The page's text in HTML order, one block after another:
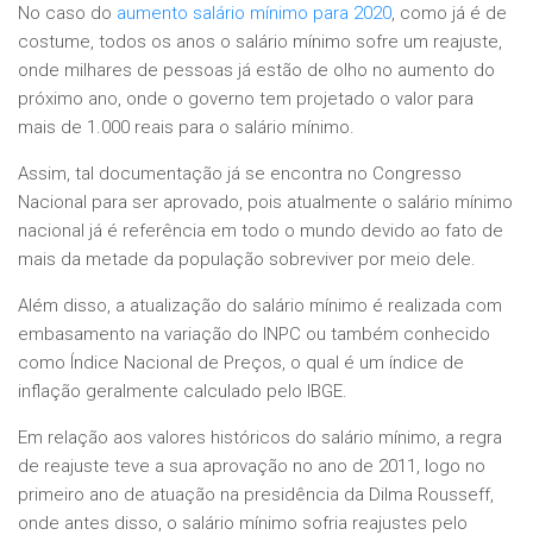
No caso do aumento salário mínimo para 2020, como já é de
costume, todos os anos o salário mínimo sofre um reajuste,
onde milhares de pessoas já estão de olho no aumento do
próximo ano, onde o governo tem projetado o valor para
mais de 1.000 reais para o salário mínimo.
Assim, tal documentação já se encontra no Congresso
Nacional para ser aprovado, pois atualmente o salário mínimo
nacional já é referência em todo o mundo devido ao fato de
mais da metade da população sobreviver por meio dele.
Além disso, a atualização do salário mínimo é realizada com
embasamento na variação do INPC ou também conhecido
como Índice Nacional de Preços, o qual é um índice de
inflação geralmente calculado pelo IBGE.
Em relação aos valores históricos do salário mínimo, a regra
de reajuste teve a sua aprovação no ano de 2011, logo no
primeiro ano de atuação na presidência da Dilma Rousseff,
onde antes disso, o salário mínimo sofria reajustes pelo